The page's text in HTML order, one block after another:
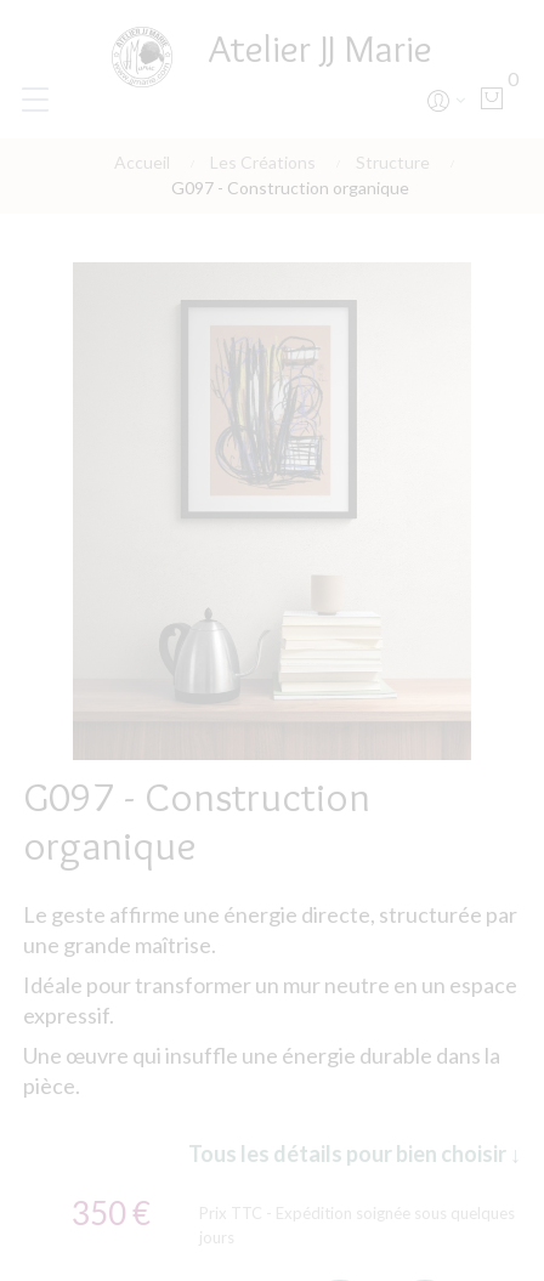
Atelier JJ Marie
0
Accueil Les Créations
Structure
G097 - Construction organique
G097 - Construction
organique
Le geste affirme une énergie directe, structurée par
une grande maîtrise.
Idéale pour transformer un mur neutre en un espace
expressif.
Une œuvre qui insuffle une énergie durable dans la
pièce.
Tous les détails pour bien choisir ↓
350 € Prix TTC
- Expédition soignée sous quelques
jours